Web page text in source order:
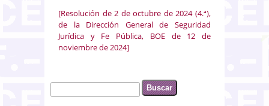
[Resolución de 2 de octubre de 2024 (4.ª),
de la Dirección General de Seguridad
Jurídica y Fe Pública, BOE de 12 de
noviembre de 2024]
Formulario de búsqueda
Buscar